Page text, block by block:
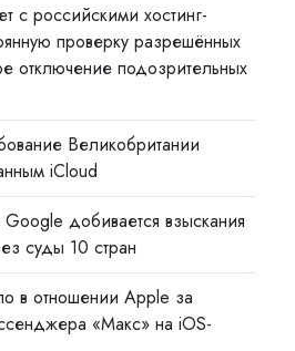
с российскими хостинг-
проверку разрешённых
отключение подозрительных
Великобритании
iCloud
добивается взыскания
суды 10 стран
в отношении Apple за
«Макс» на iOS-